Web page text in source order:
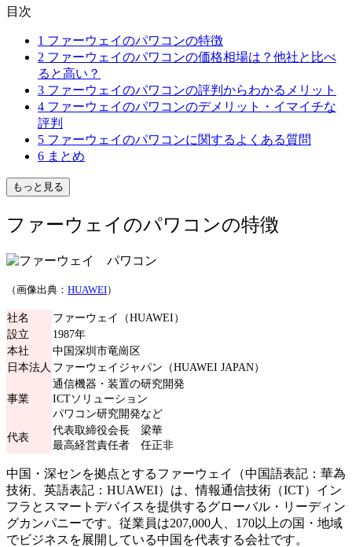
目次
1 ファーウェイのパワコンの特徴
2 ファーウェイのパワコンの価格相場は？他社と比べ
ると高い？
3 ファーウェイのパワコンの評判からわかるメリット
4 ファーウェイのパワコンのデメリット・イマイチな
評判
5 ファーウェイのパワコンに関するよくある質問
6 まとめ
もっと見る
ファーウェイのパワコンの特徴
（画像出典： HUAWEI）
社名
ファーウェイ（HUAWEI）
設立
1987年
本社
中国深圳市竜崗区
日本法人 ファーウェイジャパン（HUAWEI JAPAN）
事業
通信機器・装置の研究開発
ICTソリューション
パワコン研究開発など
代表
代表取締役会長 梁華
最高経営責任者 任正非
中国・深センを拠点とするファーウェイ（中国語表記：華為
技術、英語表記：HUAWEI）は、情報通信技術（ICT）イン
フラとスマートデバイスを提供するグローバル・リーディン
グカンパニーです。従業員は207,000人、170以上の国・地域
でビジネスを展開している中国を代表する会社です。